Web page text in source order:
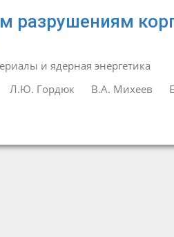
разрушениям
и ядерная энергетика
Л.Ю. Гордюк В.А. Михеев